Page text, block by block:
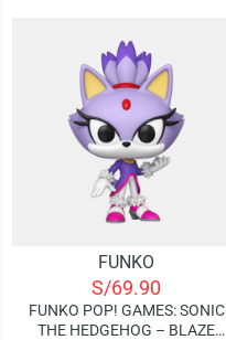
FUNKO
S/69.90
FUNKO POP! GAMES: SONIC
THE HEDGEHOG – BLAZE